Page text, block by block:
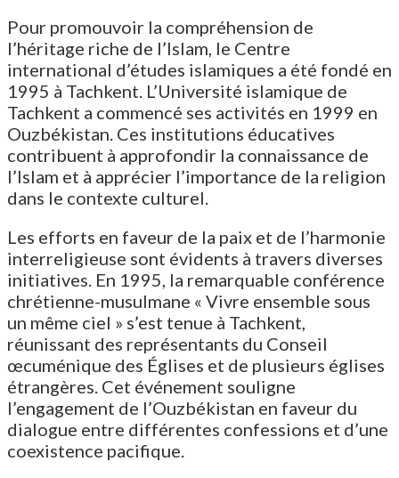
Pour promouvoir la compréhension de
l’héritage riche de l’Islam, le Centre
international d’études islamiques a été fondé en
1995 à Tachkent. L’Université islamique de
Tachkent a commencé ses activités en 1999 en
Ouzbékistan. Ces institutions éducatives
contribuent à approfondir la connaissance de
l’Islam et à apprécier l’importance de la religion
dans le contexte culturel.
Les efforts en faveur de la paix et de l’harmonie
interreligieuse sont évidents à travers diverses
initiatives. En 1995, la remarquable conférence
chrétienne-musulmane « Vivre ensemble sous
un même ciel » s’est tenue à Tachkent,
réunissant des représentants du Conseil
œcuménique des Églises et de plusieurs églises
étrangères. Cet événement souligne
l’engagement de l’Ouzbékistan en faveur du
dialogue entre différentes confessions et d’une
coexistence pacifique.